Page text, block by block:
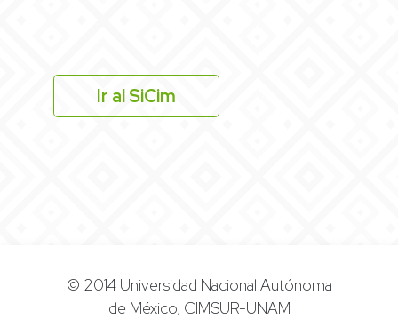
Ir al SiCim
© 2014 Universidad Nacional Autónoma
de México, CIMSUR-UNAM